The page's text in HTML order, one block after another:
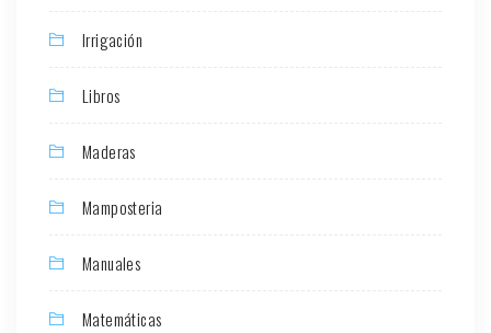
Irrigación
Libros
Maderas
Mamposteria
Manuales
Matemáticas